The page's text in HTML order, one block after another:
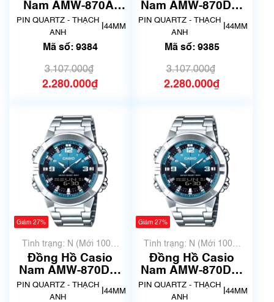
Nam AMW-870A-
3AVDF | New | Mã
số 9384
PIN QUARTZ - THẠCH
ANH
44MM
Mã số: 9384
3.107.000₫
2.280.000₫
Nam AMW-870DA-
2A2VDF | New | Mã
số 9385
PIN QUARTZ - THẠCH
ANH
44MM
Mã số: 9385
3.107.000₫
2.280.000₫
Giảm 27%
Tình trạng: N (Mới 100%
chưa qua sử dụng)
Đồng Hồ Casio
Nam AMW-870DA-
2A2VDF | New | Mã
số 9390
PIN QUARTZ - THẠCH
ANH
44MM
Giảm 27%
Tình trạng: N (Mới 100%
chưa qua sử dụng)
Đồng Hồ Casio
Nam AMW-870DA-
2A2VDF | New | Mã
số 9380
PIN QUARTZ - THẠCH
ANH
44MM